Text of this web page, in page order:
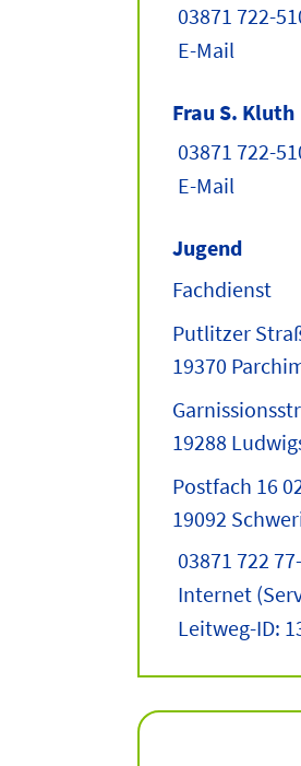
03871 722-
E-Mail
Frau S. Kluth
03871 722-
E-Mail
Jugend
Fachdienst
Putlitzer
19370
19288
Postfach 16
19092
03871 722
Internet
Leitweg-ID: